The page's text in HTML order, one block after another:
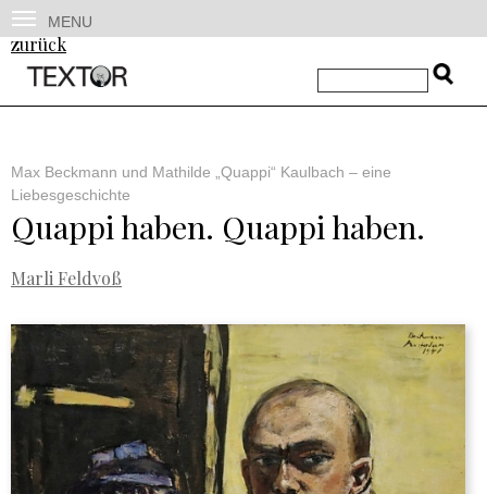
MENU
zurück
Max Beckmann und Mathilde „Quappi“ Kaulbach – eine
Liebesgeschichte
Quappi haben. Quappi haben.
Marli Feldvoß